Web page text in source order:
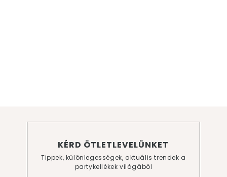
KÉRD ÖTLETLEVELÜNKET
Tippek, különlegességek, aktuális trendek a
partykellékek világából